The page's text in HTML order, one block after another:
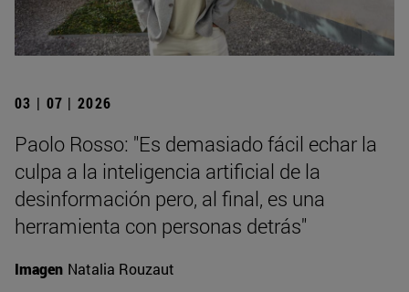
03 | 07 | 2026
Paolo Rosso: "Es demasiado fácil echar la
culpa a la inteligencia artificial de la
desinformación pero, al final, es una
herramienta con personas detrás"
Imagen Natalia Rouzaut